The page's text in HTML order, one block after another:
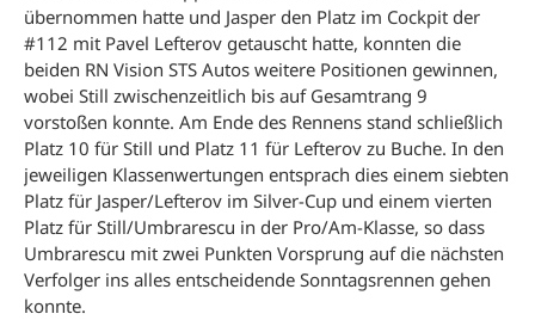
übernommen hatte und Jasper den Platz im Cockpit der
#112 mit Pavel Lefterov getauscht hatte, konnten die
beiden RN Vision STS Autos weitere Positionen gewinnen,
wobei Still zwischenzeitlich bis auf Gesamtrang 9
vorstoßen konnte. Am Ende des Rennens stand schließlich
Platz 10 für Still und Platz 11 für Lefterov zu Buche. In den
jeweiligen Klassenwertungen entsprach dies einem siebten
Platz für Jasper/Lefterov im Silver-Cup und einem vierten
Platz für Still/Umbrarescu in der Pro/Am-Klasse, so dass
Umbrarescu mit zwei Punkten Vorsprung auf die nächsten
Verfolger ins alles entscheidende Sonntagsrennen gehen
konnte.